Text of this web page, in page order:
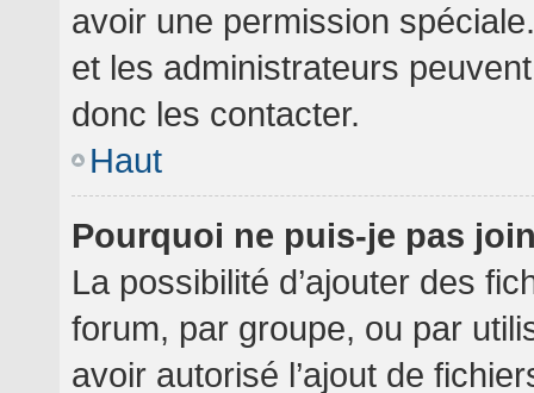
avoir une permission
et les administrateurs
donc les contacter.
Haut
Pourquoi ne puis-je pas
La possibilité d’ajouter des
forum, par groupe, ou par
avoir autorisé l’ajout de